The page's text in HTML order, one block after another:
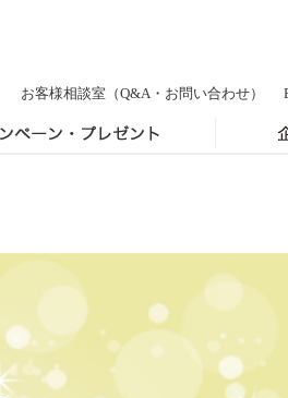
お客様相談室 （Q&A・お問い合わせ）